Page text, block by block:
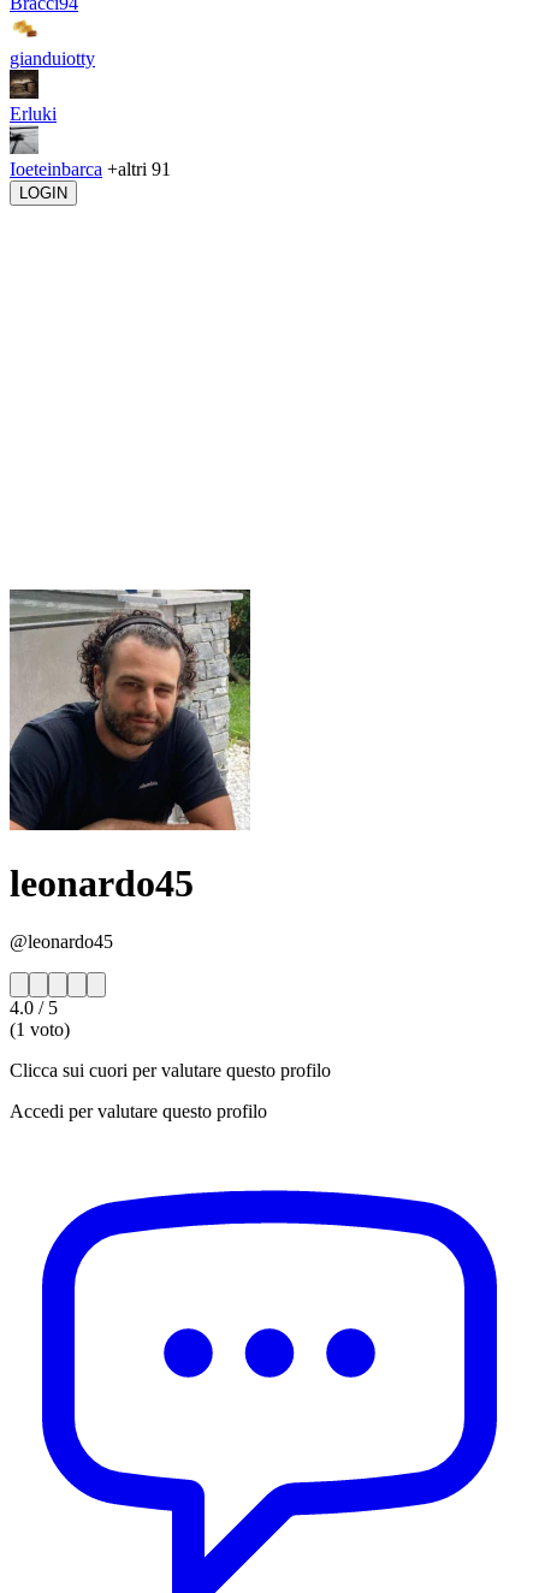
gianduiotty
Erluki
Ioeteinbarca +altri 91
LOGIN
leonardo45
@leonardo45
4.0 / 5
(1 voto)
Clicca sui cuori per valutare questo profilo
Accedi per valutare questo profilo